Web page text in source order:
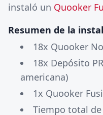
instaló un Quooker
Resumen de la
18x Quooker
18x Depósito
americana)
1x Quooker
Tiempo total